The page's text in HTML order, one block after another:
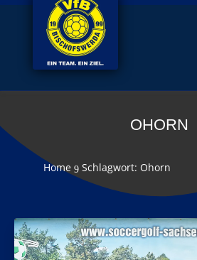
OHORN
Home 9 Schlagwort: Ohorn